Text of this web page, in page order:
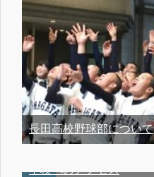
長田高校野球部について
学校へのアクセス